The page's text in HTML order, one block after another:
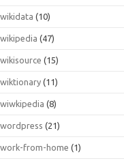
wikidata (10)
wikipedia (47)
wikisource (15)
wiktionary (11)
wiwkipedia (8)
wordpress (21)
work-from-home (1)